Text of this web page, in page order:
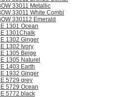
33011 Metallic
33011 White Combi
330112 Emerald
1301 Ocean
1301Chalk
1302 Ginger
1302 Ivory
1305 Beige
1305 Naturel
1403 Earth
1932 Ginger
5729 grey
5729 Ocean
5772 black